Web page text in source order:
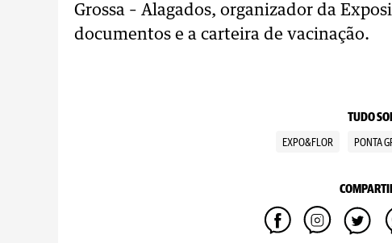
Grossa – Alagados, organizador da
documentos e a carteira de vacinação.
TUDO
EXPO&FLOR PONTA